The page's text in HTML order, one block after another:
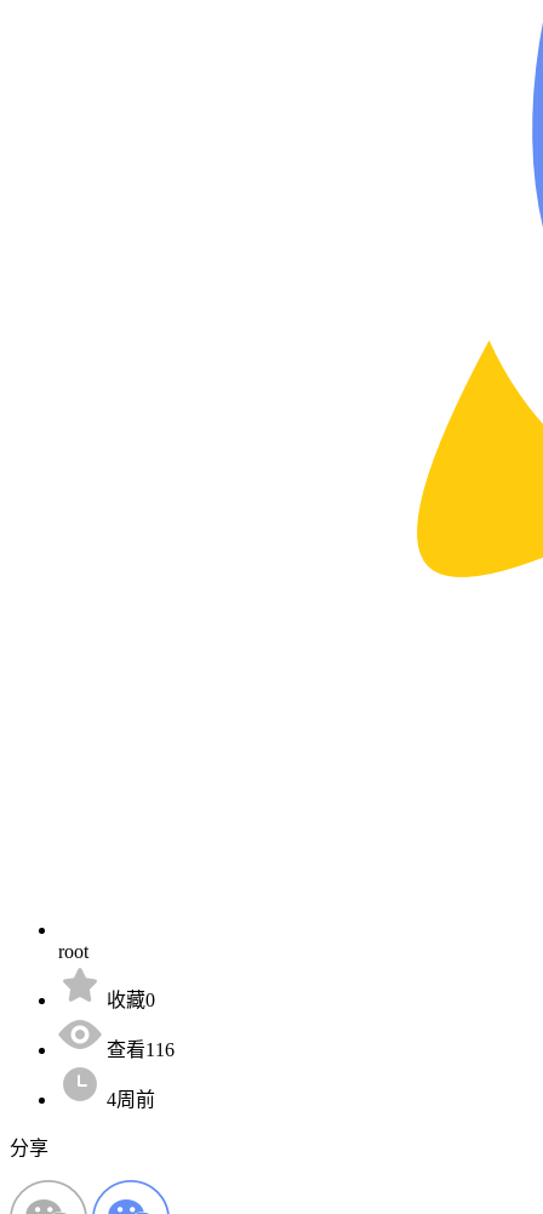
root
收藏0
查看116
4周前
分享